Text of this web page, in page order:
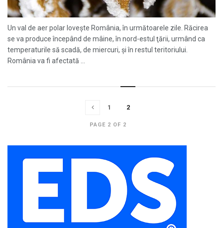
Un val de aer polar loveşte România, în următoarele zile. Răcirea
se va produce începând de mâine, în nord-estul ţării, urmând ca
temperaturile să scadă, de miercuri, şi în restul teritoriului.
România va fi afectată ...
PAGE 2 OF 2
1 2